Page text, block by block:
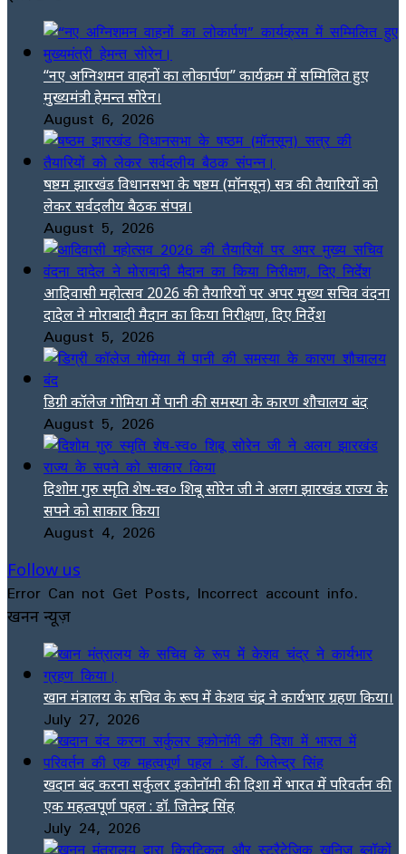
“नए अग्निशमन वाहनों का लोकार्पण” कार्यक्रम में सम्मिलित हुए
मुख्यमंत्री हेमन्त सोरेन।
August 6, 2026
षष्ठम झारखंड विधानसभा के षष्ठम (मॉनसून) सत्र की तैयारियों को
लेकर सर्वदलीय बैठक संपन्न।
August 5, 2026
आदिवासी महोत्सव 2026 की तैयारियों पर अपर मुख्य सचिव वंदना
दादेल ने मोराबादी मैदान का किया निरीक्षण, दिए निर्देश
August 5, 2026
डिग्री कॉलेज गोमिया में पानी की समस्या के कारण शौचालय बंद
August 5, 2026
दिशोम गुरु स्मृति शेष-स्व० शिबू सोरेन जी ने अलग झारखंड राज्य के
सपने को साकार किया
August 4, 2026
Follow us
Error Can not Get Posts, Incorrect account info.
खनन न्यूज़
खान मंत्रालय के सचिव के रूप में केशव चंद्र ने कार्यभार ग्रहण किया।
July 27, 2026
खदान बंद करना सर्कुलर इकोनॉमी की दिशा में भारत में परिवर्तन की
एक महत्वपूर्ण पहल : डॉ. जितेन्द्र सिंह
July 24, 2026